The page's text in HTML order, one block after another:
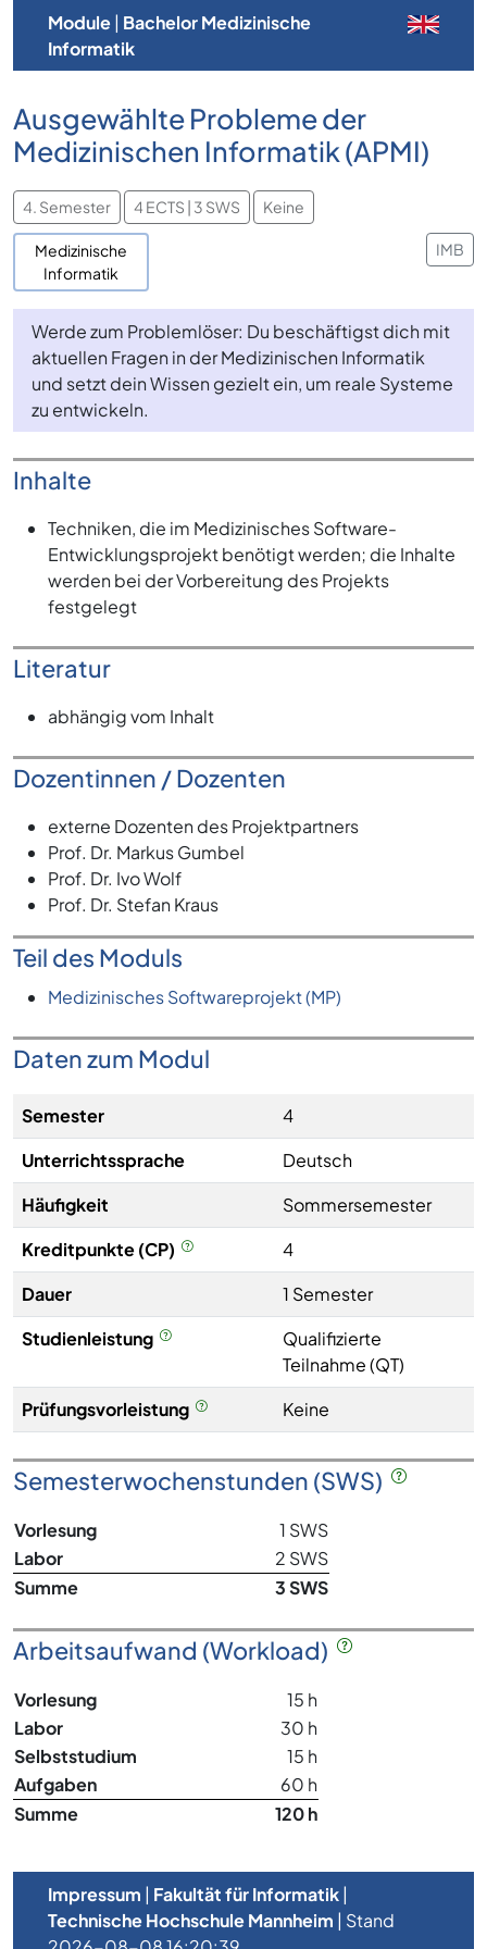
Module| Bachelor Medizinische
Informatik
Ausgewählte Probleme der
Medizinischen Informatik (APMI)
4. Semester 4 ECTS | 3 SWS Keine
Medizinische
Informatik
IMB
Werde zum Problemlöser: Du beschäftigst dich mit
aktuellen Fragen in der Medizinischen Informatik
und setzt dein Wissen gezielt ein, um reale Systeme
zu entwickeln.
Inhalte
Techniken, die im Medizinisches Software-
Entwicklungsprojekt benötigt werden; die Inhalte
werden bei der Vorbereitung des Projekts
festgelegt
Literatur
abhängig vom Inhalt
Dozentinnen / Dozenten
externe Dozenten des Projektpartners
Prof. Dr. Markus Gumbel
Prof. Dr. Ivo Wolf
Prof. Dr. Stefan Kraus
Teil des Moduls
Medizinisches Softwareprojekt (MP)
Daten zum Modul
Semester
4
Unterrichtssprache
Deutsch
Häufigkeit
Sommersemester
Kreditpunkte (CP)
4
Dauer
1 Semester
Studienleistung
Qualifizierte
Teilnahme (QT)
Prüfungsvorleistung
Keine
Semesterwochenstunden (SWS)
Vorlesung
1 SWS
Labor
2 SWS
Summe
3 SWS
Arbeitsaufwand (Workload)
Vorlesung
15 h
Labor
30 h
Selbststudium
15 h
Aufgaben
60 h
Summe
120 h
Impressum | Fakultät für Informatik|
Technische Hochschule Mannheim | Stand